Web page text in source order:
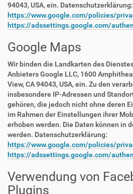
94043, USA, ein. Datenschutzerklärung:
https://www.google.com/policies/
https://adssettings.google.com/
Google Maps
Wir binden die Landkarten des
Anbieters Google LLC, 1600
View, CA 94043, USA, ein. Zu den
insbesondere IP-Adressen und
gehören, die jedoch nicht ohne deren
im Rahmen der Einstellungen ihrer
erhoben werden. Die Daten können in
werden. Datenschutzerklärung:
https://www.google.com/policies/
https://adssettings.google.com/
Verwendung von
Plugins